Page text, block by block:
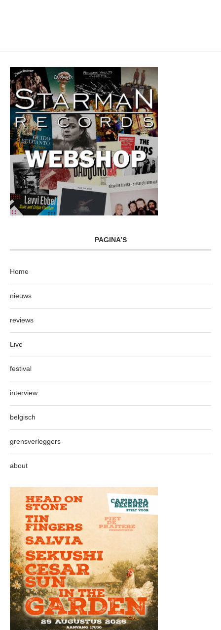
PAGINA’S
Home
nieuws
reviews
Live
festival
interview
belgisch
grensverleggers
about